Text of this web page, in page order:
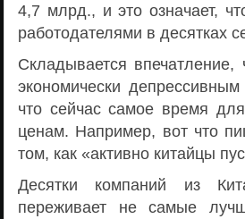
4,7 млрд., и это означает,
работодателями в десятках
Складывается
экономически
что сейчас самое время
ценам. Например, вот что
том, как «активно китайцы
Десятки компаний из
переживает не самые